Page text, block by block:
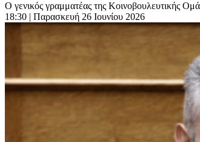
Ο γενικός γραμματέας της Κοινοβουλευτικής
18:30 | Παρασκευή 26 Ιουνίου 2026